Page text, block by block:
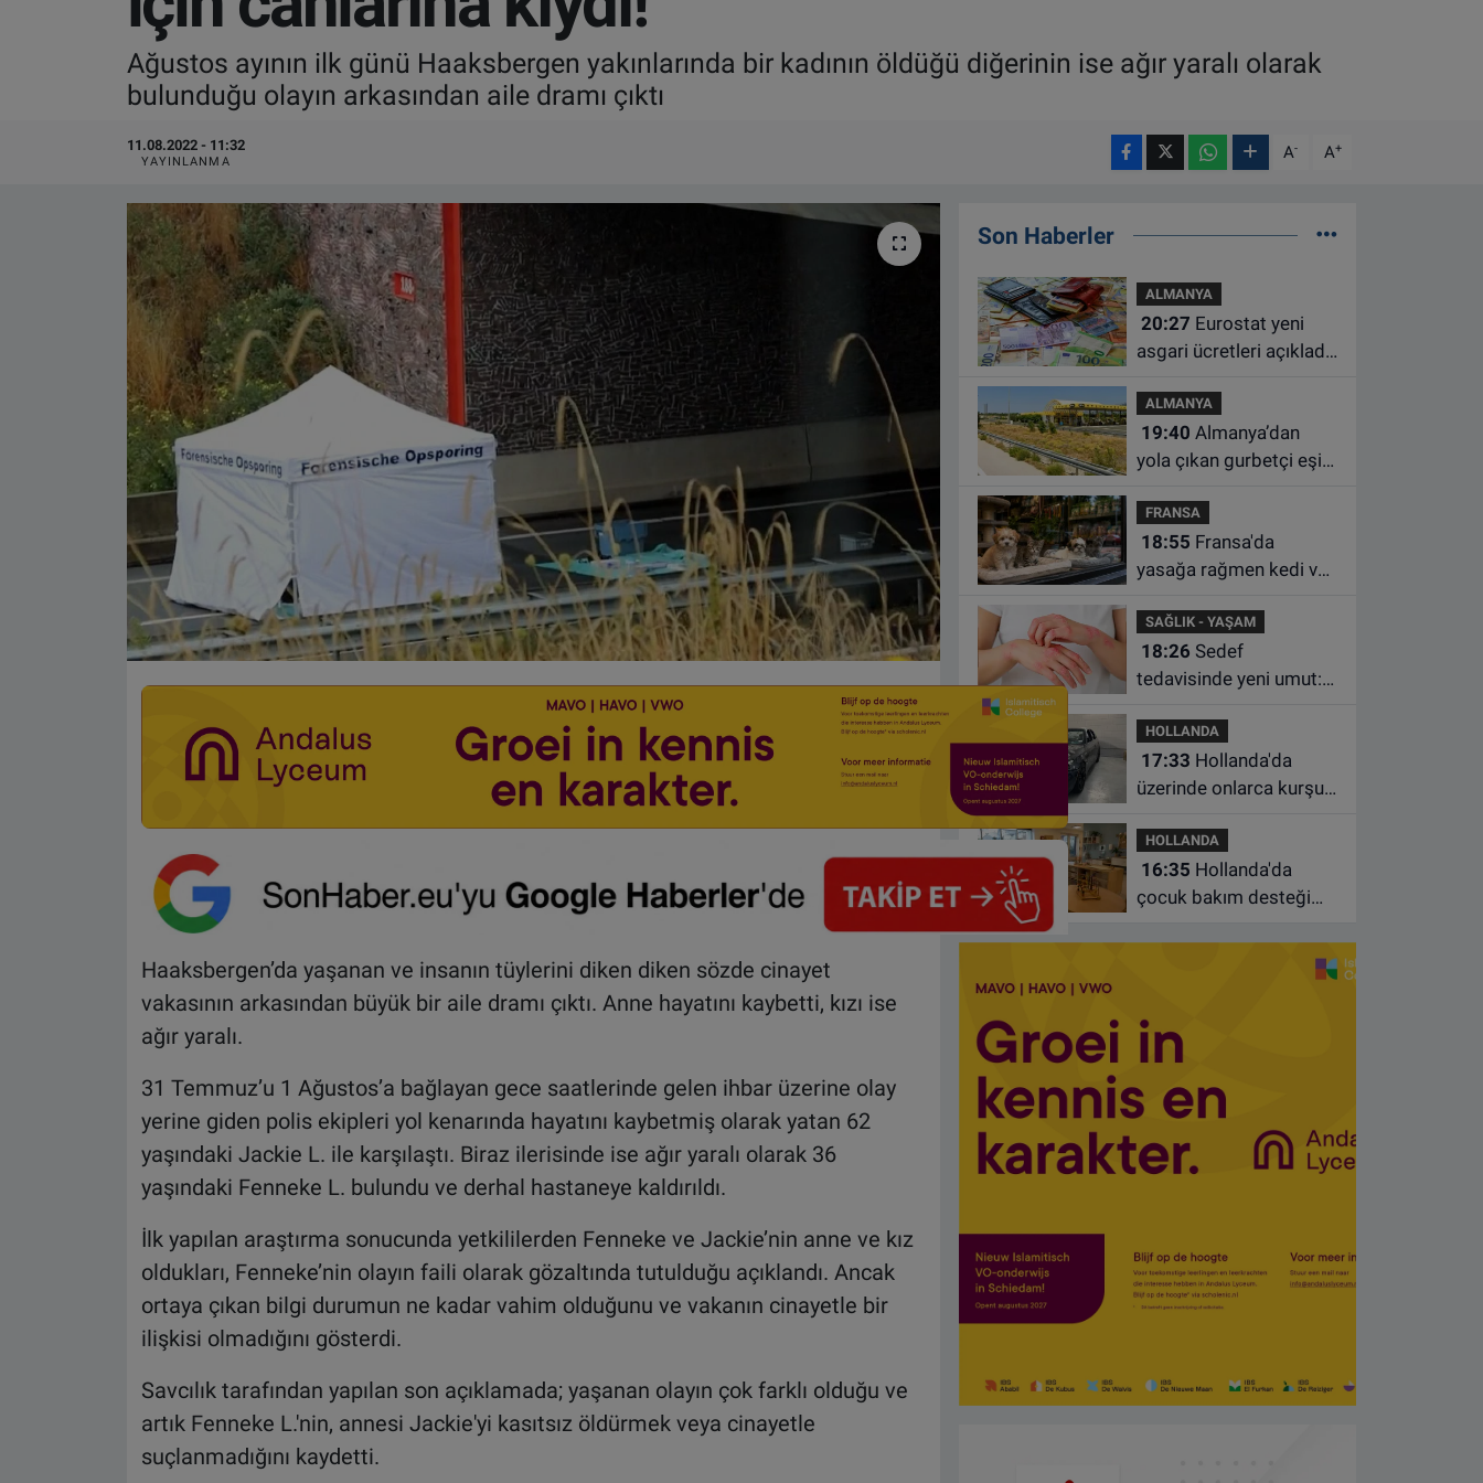
Ağustos ayının ilk günü Haaksbergen yakınlarında bir kadının öldüğü diğerinin ise ağır yaralı olarak
bulunduğu olayın arkasından aile dramı çıktı
11.08.2022 - 11:32
YAYINLANMA A- A+
Haaksbergen’da yaşanan ve insanın tüylerini diken diken sözde cinayet
vakasının arkasından büyük bir aile dramı çıktı. Anne hayatını kaybetti, kızı ise
ağır yaralı.
31 Temmuz’u 1 Ağustos’a bağlayan gece saatlerinde gelen ihbar üzerine olay
yerine giden polis ekipleri yol kenarında hayatını kaybetmiş olarak yatan 62
yaşındaki Jackie L. ile karşılaştı. Biraz ilerisinde ise ağır yaralı olarak 36
yaşındaki Fenneke L. bulundu ve derhal hastaneye kaldırıldı.
İlk yapılan araştırma sonucunda yetkililerden Fenneke ve Jackie’nin anne ve kız
oldukları, Fenneke’nin olayın faili olarak gözaltında tutulduğu açıklandı. Ancak
ortaya çıkan bilgi durumun ne kadar vahim olduğunu ve vakanın cinayetle bir
ilişkisi olmadığını gösterdi.
Savcılık tarafından yapılan son açıklamada; yaşanan olayın çok farklı olduğu ve
artık Fenneke L.'nin, annesi Jackie'yi kasıtsız öldürmek veya cinayetle
suçlanmadığını kaydetti.
Son Haberler
ALMANYA
20:27
asgari ücretleri açıkladı:
sıraya yükseldi
ALMANYA
19:40
yola çıkan gurbetçi eşini
istasyonunda unuttu
FRANSA
18:55
yasağa rağmen kedi ve
shoplara hayvan başına
1.500 euro ceza
SAĞLIK - YAŞAM
18:26
tedavisinde yeni umut:
iyileşmediği bulundu
HOLLANDA
17:33
üzerinde onlarca kurşun
euroya satışa çıktı
HOLLANDA
16:35
çocuk bakım desteği
hâlâ ek ödeme yapıyor
VIDEO GALERİ
ALGEMENE VOORWAARDEN
CONTACT
Çerez Politikası